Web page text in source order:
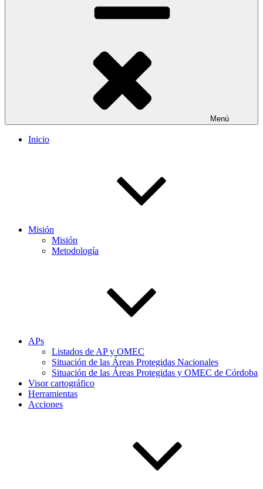
Menú
Inicio
Misión
Misión
Metodología
APs
Listados de AP y OMEC
Situación de las Áreas Protegidas Nacionales
Situación de las Áreas Protegidas y OMEC de Córdoba
Visor cartográfico
Herramientas
Acciones